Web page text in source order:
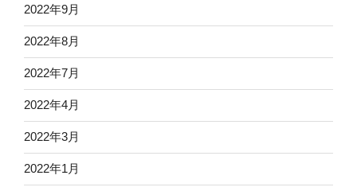
2022年9月
2022年8月
2022年7月
2022年4月
2022年3月
2022年1月